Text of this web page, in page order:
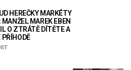
HEREČKY MARKÉTY
MANŽEL MAREK EBEN
O ZTRÁTĚ DÍTĚTE A